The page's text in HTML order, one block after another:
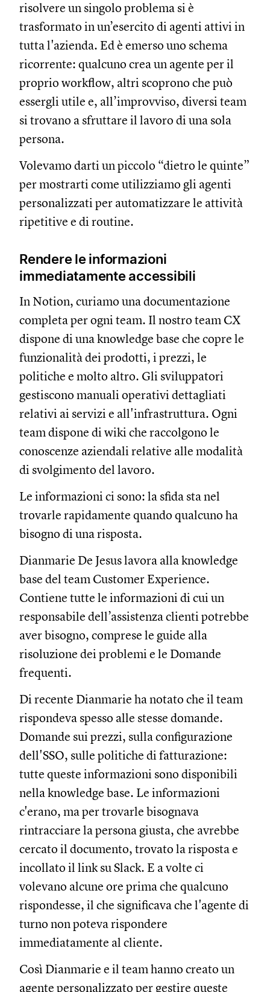
risolvere un singolo problema si è
trasformato in un’esercito di agenti attivi in
tutta l'azienda. Ed è emerso uno schema
ricorrente: qualcuno crea un agente per il
proprio workflow, altri scoprono che può
essergli utile e, all’improvviso, diversi team
si trovano a sfruttare il lavoro di una sola
persona.
Volevamo darti un piccolo “dietro le quinte”
per mostrarti come utilizziamo gli agenti
personalizzati per automatizzare le attività
ripetitive e di routine.
Rendere le informazioni
immediatamente accessibili
In Notion, curiamo una documentazione
completa per ogni team. Il nostro team CX
dispone di una knowledge base che copre le
funzionalità dei prodotti, i prezzi, le
politiche e molto altro. Gli sviluppatori
gestiscono manuali operativi dettagliati
relativi ai servizi e all'infrastruttura. Ogni
team dispone di wiki che raccolgono le
conoscenze aziendali relative alle modalità
di svolgimento del lavoro.
Le informazioni ci sono: la sfida sta nel
trovarle rapidamente quando qualcuno ha
bisogno di una risposta.
Dianmarie De Jesus lavora alla knowledge
base del team Customer Experience.
Contiene tutte le informazioni di cui un
responsabile dell’assistenza clienti potrebbe
aver bisogno, comprese le guide alla
risoluzione dei problemi e le Domande
frequenti.
Di recente Dianmarie ha notato che il team
rispondeva spesso alle stesse domande.
Domande sui prezzi, sulla configurazione
dell'SSO, sulle politiche di fatturazione:
tutte queste informazioni sono disponibili
nella knowledge base. Le informazioni
c'erano, ma per trovarle bisognava
rintracciare la persona giusta, che avrebbe
cercato il documento, trovato la risposta e
incollato il link su Slack. E a volte ci
volevano alcune ore prima che qualcuno
rispondesse, il che significava che l'agente di
turno non poteva rispondere
immediatamente al cliente.
Così Dianmarie e il team hanno creato un
agente personalizzato per gestire queste